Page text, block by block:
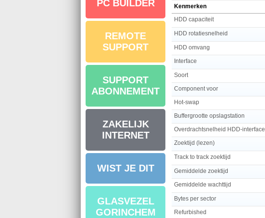
PC BUILDER
REMOTE
SUPPORT
SUPPORT
ABONNEMENT
ZAKELIJK
INTERNET
WIST JE DIT
GLASVEZEL
GORINCHEM
Kenmerken
HDD capaciteit
HDD rotatiesnelheid
HDD omvang
Interface
Soort
Component voor
Hot-swap
Buffergrootte opslagstation
Overdrachtsnelheid HDD-interface
Zoektijd (lezen)
Track to track zoektijd
Gemiddelde zoektijd
Gemiddelde wachttijd
Bytes per sector
Refurbished